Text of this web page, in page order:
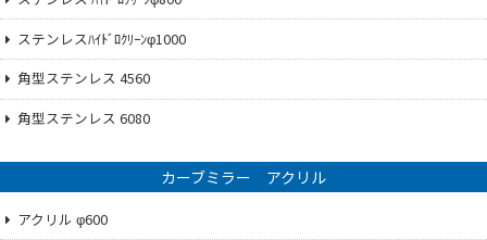
ステンレスﾊｲﾄﾞﾛｸﾘｰﾝφ1000
角型ステンレス 4560
角型ステンレス 6080
カーブミラー アクリル
アクリル φ600